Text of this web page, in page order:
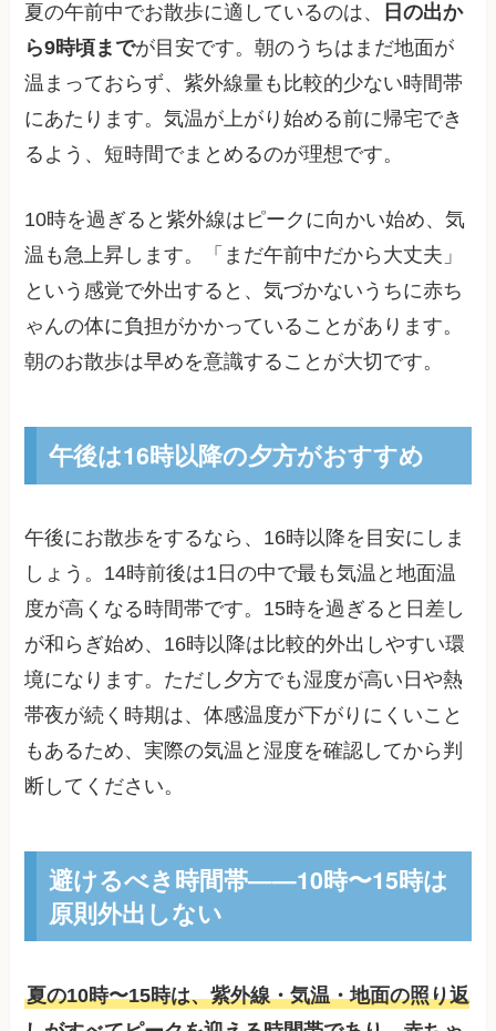
夏の午前中でお散歩に適しているのは、
日の出か
ら9時頃までが目安です。朝のうちはまだ地面が
温まっておらず、紫外線量も比較的少ない時間帯
にあたります。気温が上がり始める前に帰宅でき
るよう、短時間でまとめるのが理想です。
10時を過ぎると紫外線はピークに向かい始め、気
温も急上昇します。「まだ午前中だから大丈夫」
という感覚で外出すると、気づかないうちに赤ち
ゃんの体に負担がかかっていることがあります。
朝のお散歩は早めを意識することが大切です。
午後は16時以降の夕方がおすすめ
午後にお散歩をするなら、16時以降を目安にしま
しょう。14時前後は1日の中で最も気温と地面温
度が高くなる時間帯です。15時を過ぎると日差し
が和らぎ始め、16時以降は比較的外出しやすい環
境になります。ただし夕方でも湿度が高い日や熱
帯夜が続く時期は、体感温度が下がりにくいこと
もあるため、実際の気温と湿度を確認してから判
断してください。
避けるべき時間帯——10時〜15時は
原則外出しない
夏の10時〜15時は、紫外線・気温・地面の照り返